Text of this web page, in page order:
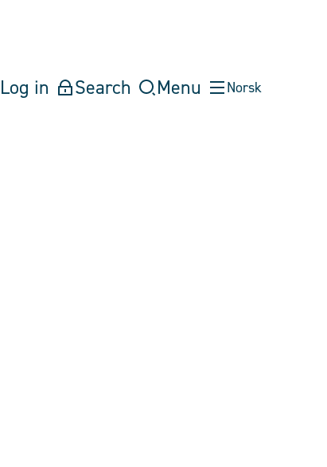
Log in Search Menu Norsk